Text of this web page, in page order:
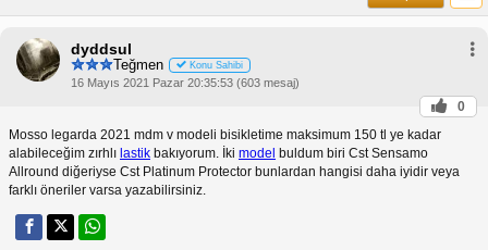
dyddsul
Teğmen Konu Sahibi
16 Mayıs 2021 Pazar 20:35:53 (603 mesaj)
0
Mosso legarda 2021 mdm v modeli bisikletime maksimum 150 tl ye kadar
alabileceğim zırhlı lastik bakıyorum. İki model buldum biri Cst Sensamo
Allround diğeriyse Cst Platinum Protector bunlardan hangisi daha iyidir veya
farklı öneriler varsa yazabilirsiniz.